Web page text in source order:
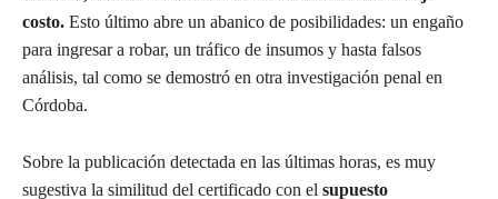
costo. Esto último abre un abanico de posibilidades: un engaño
para ingresar a robar, un tráfico de insumos y hasta falsos
análisis, tal como se demostró en otra investigación penal en
Córdoba.
Sobre la publicación detectada en las últimas horas, es muy
sugestiva la similitud del certificado con el supuesto